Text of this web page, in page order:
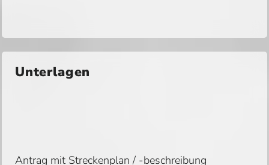
Unterlagen
Antrag mit Streckenplan / -beschreibung